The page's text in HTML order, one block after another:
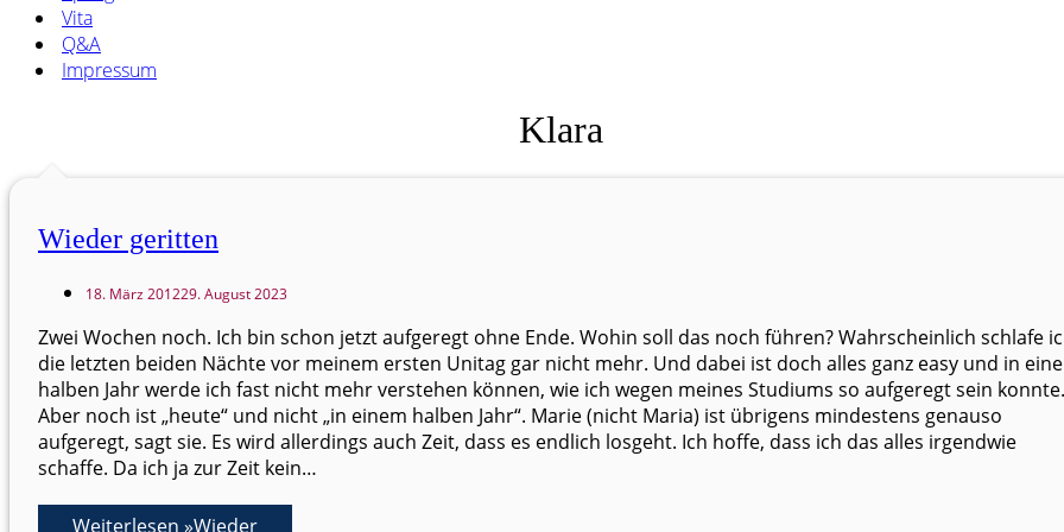
Vita
Q&A
Impressum
Klara
Wieder geritten
18. März 201229. August 2023
Zwei Wochen noch. Ich bin schon jetzt aufgeregt ohne Ende. Wohin soll das noch führen? Wahrscheinlich schlafe
die letzten beiden Nächte vor meinem ersten Unitag gar nicht mehr. Und dabei ist doch alles ganz easy und in
halben Jahr werde ich fast nicht mehr verstehen können, wie ich wegen meines Studiums so aufgeregt sein konnte.
Aber noch ist „heute“ und nicht „in einem halben Jahr“. Marie (nicht Maria) ist übrigens mindestens genauso
aufgeregt, sagt sie. Es wird allerdings auch Zeit, dass es endlich losgeht. Ich hoffe, dass ich das alles irgendwie
schaffe. Da ich ja zur Zeit kein…
Weiterlesen »Wieder